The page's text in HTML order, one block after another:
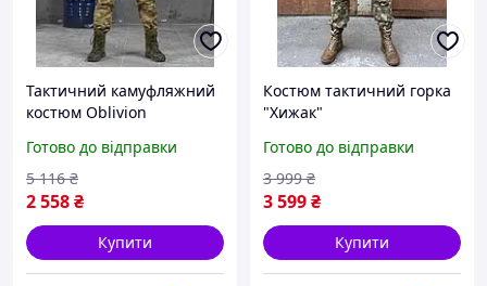
Тактичний камуфляжний
костюм Oblivion
гірка, Військова міцна
форма мультикам
рипстоп tdprbl
Готово до відправки
2 558₴
5 116 ₴
Купити
Костюм тактичний горка
"Хижак"
нгу хижак,тактичний
костюм горка
хижак,костюм гірка хижак
весна осінь
Готово до відправки
3 599₴
3 999 ₴
Купити